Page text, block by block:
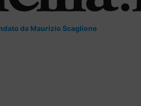
da Maurizio Scaglione